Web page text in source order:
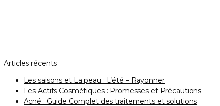
Articles récents
Les saisons et La peau : L’été – Rayonner
Les Actifs Cosmétiques : Promesses et Précautions
Acné : Guide Complet des traitements et solutions